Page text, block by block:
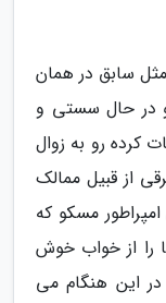
مثل سابق در همان
در حال سستی و
کرده رو به زوال
از قبیل ممالک
مسکو که
را از خواب خوش
این هنگام می